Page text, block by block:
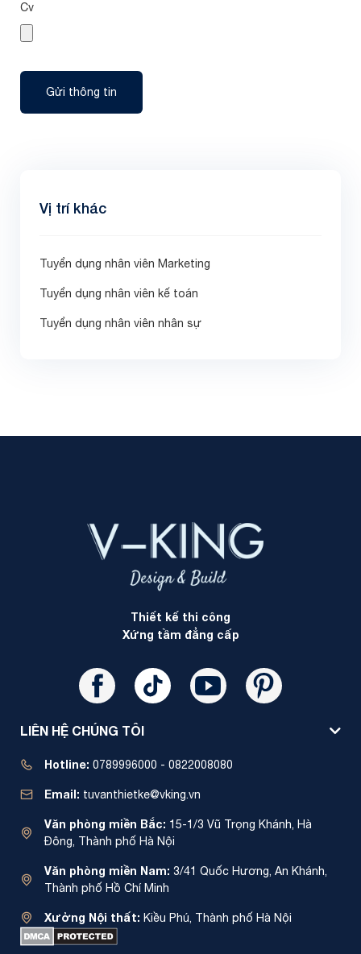
Cv
Gửi thông tin
Vị trí khác
Tuyển dụng nhân viên Marketing
Tuyển dụng nhân viên kế toán
Tuyển dụng nhân viên nhân sự
Thiết kế thi công
Xứng tầm đẳng cấp
LIÊN HỆ CHÚNG TÔI
Hotline: 0789996000 - 0822008080
Email: tuvanthietke@vking.vn
Văn phòng miền Bắc: 15-1/3 Vũ Trọng Khánh, Hà
Đông, Thành phố Hà Nội
Văn phòng miền Nam: 3/41 Quốc Hương, An Khánh,
Thành phố Hồ Chí Minh
Xưởng Nội thất: Kiều Phú, Thành phố Hà Nội